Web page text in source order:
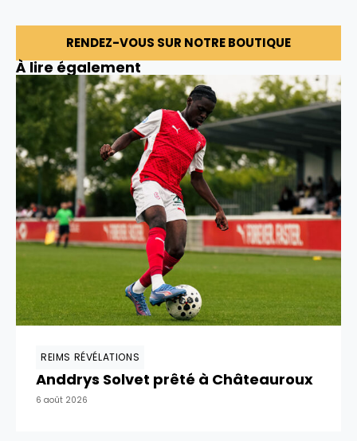
RENDEZ-VOUS SUR NOTRE BOUTIQUE
À lire également
REIMS RÉVÉLATIONS
Anddrys Solvet prêté à Châteauroux
6 août 2026